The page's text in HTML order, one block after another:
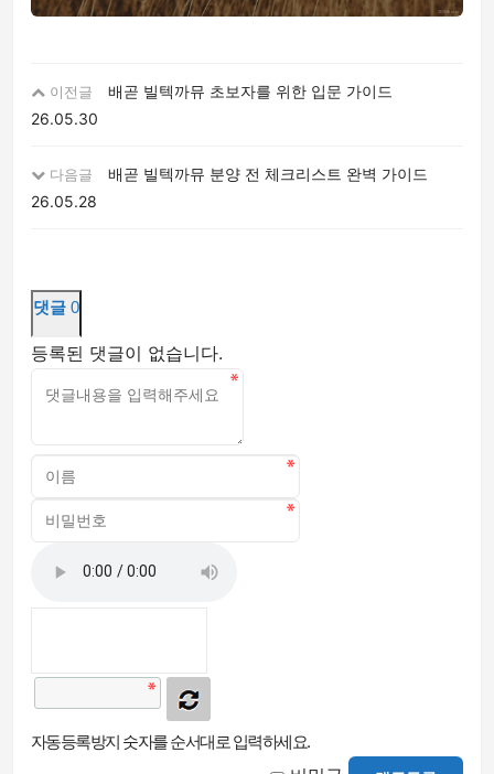
이전글
배곧 빌텍까뮤 초보자를 위한 입문 가이드
26.05.30
다음글
배곧 빌텍까뮤 분양 전 체크리스트 완벽 가이드
26.05.28
댓글 0
등록된 댓글이 없습니다.
자동등록방지 숫자를 순서대로 입력하세요.